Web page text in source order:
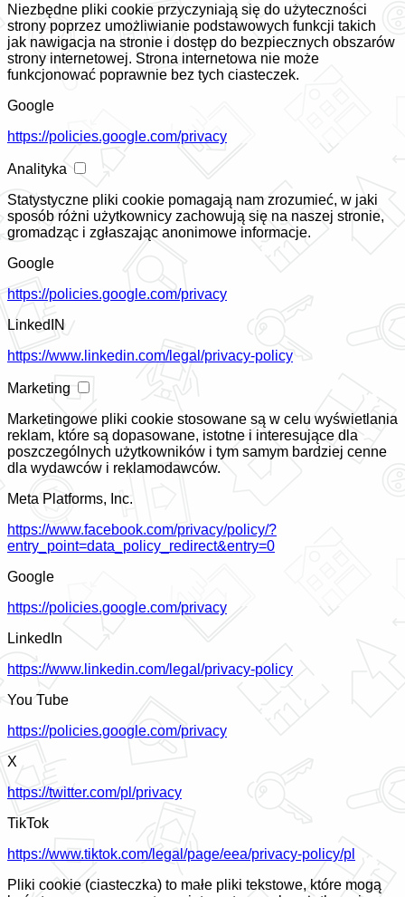
Niezbędne pliki cookie przyczyniają się do użyteczności
strony poprzez umożliwianie podstawowych funkcji takich
jak nawigacja na stronie i dostęp do bezpiecznych obszarów
strony internetowej. Strona internetowa nie może
funkcjonować poprawnie bez tych ciasteczek.
Google
https://policies.google.com/privacy
Analityka
Statystyczne pliki cookie pomagają nam zrozumieć, w jaki
sposób różni użytkownicy zachowują się na naszej stronie,
gromadząc i zgłaszając anonimowe informacje.
Google
https://policies.google.com/privacy
LinkedIN
https://www.linkedin.com/legal/privacy-policy
Marketing
Marketingowe pliki cookie stosowane są w celu wyświetlania
reklam, które są dopasowane, istotne i interesujące dla
poszczególnych użytkowników i tym samym bardziej cenne
dla wydawców i reklamodawców.
Meta Platforms, Inc.
https://www.facebook.com/privacy/policy/?
entry_point=data_policy_redirect&entry=0
Google
https://policies.google.com/privacy
LinkedIn
https://www.linkedin.com/legal/privacy-policy
You Tube
https://policies.google.com/privacy
X
https://twitter.com/pl/privacy
TikTok
https://www.tiktok.com/legal/page/eea/privacy-policy/pl
Pliki cookie (ciasteczka) to małe pliki tekstowe, które mogą